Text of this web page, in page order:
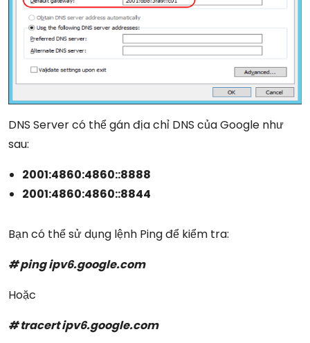
DNS Server có thể gán địa chỉ DNS của Google như
sau:
2001:4860:4860::8888
2001:4860:4860::8844
Bạn có thể sử dụng lệnh Ping để kiểm tra:
# ping ipv6.google.com
Hoặc
# tracert ipv6.google.com